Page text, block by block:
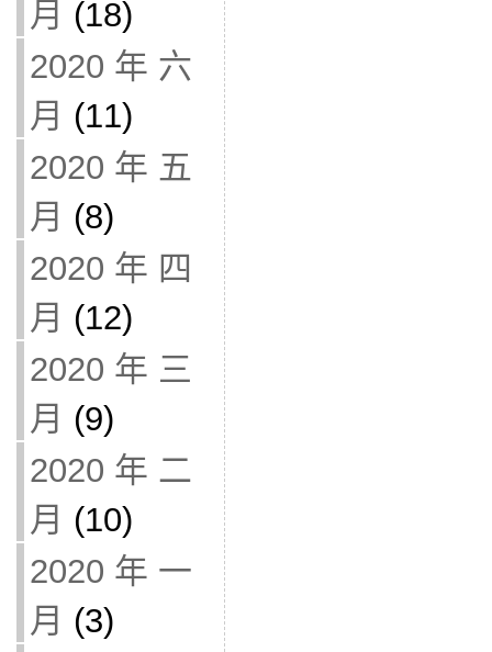
月 (18)
2020 年 六
月 (11)
2020 年 五
月 (8)
2020 年 四
月 (12)
2020 年 三
月 (9)
2020 年 二
月 (10)
2020 年 一
月 (3)